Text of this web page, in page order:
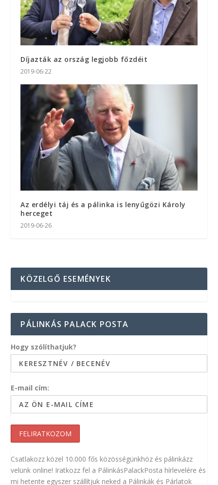
Díjazták az ország legjobb főzdéit
2019-06-22
Az erdélyi táj és a pálinka is lenyűgözi Károly
herceget
2019-06-26
KÖZELGŐ ESEMÉNYEK
PÁLINKÁS PALACK POSTA
Hogy szólíthatjuk?
E-mail cím:
Csatlakozz közel 10.000 fős közösségünkhöz és pálinkázz
velünk online! Iratkozz fel a PálinkásPalackPosta hírlevelére és
mi hetente egyszer szállítjuk neked a Pálinkák és Párlatok